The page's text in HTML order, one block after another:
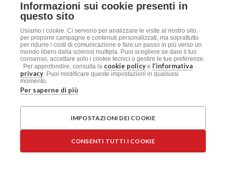
Disclaimer
AISM.it
Informazioni sui cookie presenti in
questo sito
Usiamo i cookie. Ci servono per analizzare le visite al nostro sito,
per proporre campagne e contenuti personalizzati, ma soprattutto
per ridurre i costi di comunicazione e fare un passo in più verso un
mondo libero dalla sclerosi multipla. Puoi scegliere se dare il tuo
consenso, accettare solo i cookie tecnici o gestire le tue preferenze.
Per approfondire, consulta la cookie policy e l’informativa
privacy. Puoi modificare queste impostazioni in qualsiasi
momento.
Per saperne di più
IMPOSTAZIONI DEI COOKIE
CONSENTI TUTTI I COOKIE